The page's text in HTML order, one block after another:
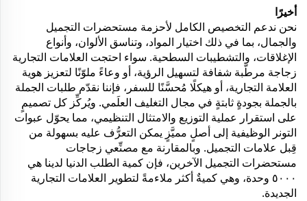
أخيرًا
نحن ندعم التخصيص الكامل لأحزمة مستحضرات التجميل
والجمال، بما في ذلك اختيار المواد، وتناسق الألوان، وأنواع
الإغلاقات، والتشطيبات السطحية. سواء احتجت العلامات التجارية
زجاجة مرطّبة شفافة لتسهيل الرؤية، أو وعاءً ملوّنًا لتعزيز هوية
العلامة التجارية، أو هيكلًا مُحسَّنًا للسفر، فإننا نقدّم طلبات الجملة
بالجملة بجودةٍ ثابتةٍ في مجال التغليف العلَمي. ويُركِّز كل تصميمٍ
على استقرار عملية التوزيع والامتثال التنظيمي، مما يحوّل عبوات
التونر الوظيفية إلى أصلٍ مميَّزٍ يمكن التعرُّف عليه بسهولة من
قِبل علامات التجميل. وبالمقارنة مع مصنِّعي زجاجات
مستحضرات التجميل الآخرين، فإن كمية الطلب الدنيا لدينا هي
٥٠٠٠ وحدة، وهي كميةٌ أكثر ملاءمةً لتطوير العلامات التجارية
الجديدة.